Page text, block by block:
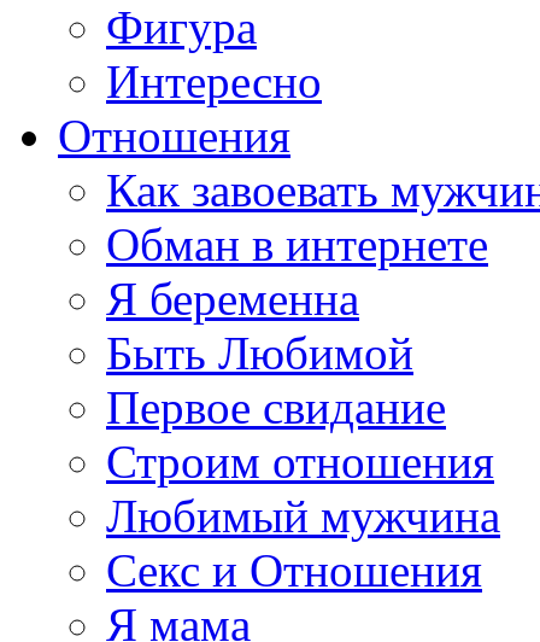
Фигура
Интересно
Отношения
Как завоевать
Обман в интернете
Я беременна
Быть Любимой
Первое свидание
Строим отношения
Любимый мужчина
Секс и Отношения
Я мама